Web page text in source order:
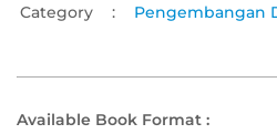
Category
: Pengembangan
Available Book Format :